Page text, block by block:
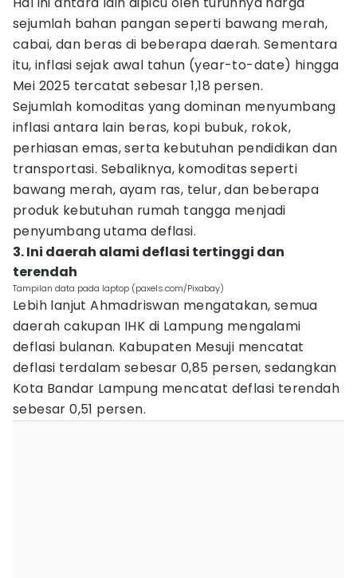
sejumlah bahan pangan seperti bawang merah,
cabai, dan beras di beberapa daerah. Sementara
itu, inflasi sejak awal tahun (year-to-date) hingga
Mei 2025 tercatat sebesar 1,18 persen.
Sejumlah komoditas yang dominan menyumbang
inflasi antara lain beras, kopi bubuk, rokok,
perhiasan emas, serta kebutuhan pendidikan dan
transportasi. Sebaliknya, komoditas seperti
bawang merah, ayam ras, telur, dan beberapa
produk kebutuhan rumah tangga menjadi
penyumbang utama deflasi.
3. Ini daerah alami deflasi tertinggi dan
terendah
Tampilan data pada laptop (paxels.com/Pixabay)
Lebih lanjut Ahmadriswan mengatakan, semua
daerah cakupan IHK di Lampung mengalami
deflasi bulanan. Kabupaten Mesuji mencatat
deflasi terdalam sebesar 0,85 persen, sedangkan
Kota Bandar Lampung mencatat deflasi terendah
sebesar 0,51 persen.